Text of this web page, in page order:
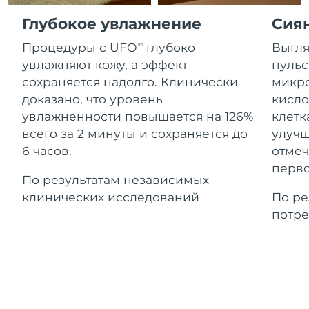
Глубокое увлажнение
Процедуры с UFOTM
глубоко
увлажняют кожу, а эффект
сохраняется надолго. Клинически
доказано, что уровень
увлажненности повышается на 126%
всего за 2 минуты и сохраняется до
6 часов.
По результатам независимых
клинических исследований
По
For healthy hair
Косметика Для мужчин
Купить
ПОДРОБНЕЕ
Гибралтар
8/14/26
Греция
Ожидаемая дата доставки
8/10/26
Гонконг (САР)
8/11/26
Венгрия
Ожидаемая дата доставки
Исландия
Ожидаемая дата доставки
Ожидаемая дата доставки